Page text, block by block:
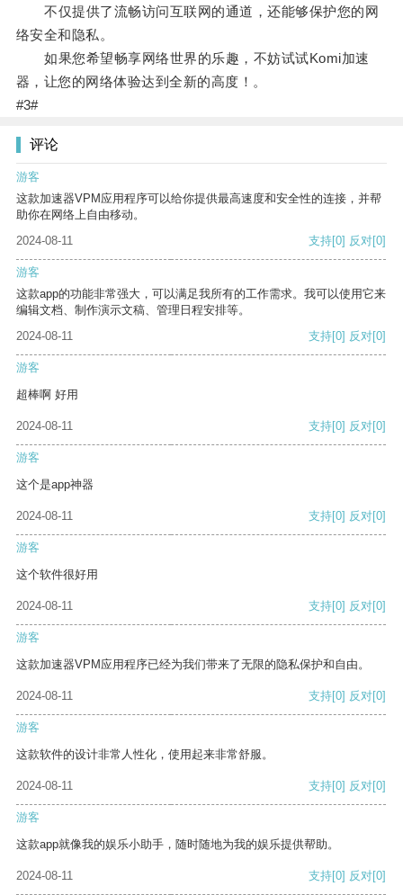
不仅提供了流畅访问互联网的通道，还能够保护您的网
络安全和隐私。
如果您希望畅享网络世界的乐趣，不妨试试Komi加速
器，让您的网络体验达到全新的高度！。
#3#
评论
游客
这款加速器VPM应用程序可以给你提供最高速度和安全性的连接，并帮
助你在网络上自由移动。
2024-08-11
支持[0] 反对[0]
游客
这款app的功能非常强大，可以满足我所有的工作需求。我可以使用它来
编辑文档、制作演示文稿、管理日程安排等。
2024-08-11
支持[0] 反对[0]
游客
超棒啊 好用
2024-08-11 支持[0] 反对[0]
游客
这个是app神器
2024-08-11 支持[0] 反对[0]
游客
这个软件很好用
2024-08-11 支持[0] 反对[0]
游客
这款加速器VPM应用程序已经为我们带来了无限的隐私保护和自由。
2024-08-11 支持[0] 反对[0]
游客
这款软件的设计非常人性化，使用起来非常舒服。
2024-08-11 支持[0] 反对[0]
游客
这款app就像我的娱乐小助手，随时随地为我的娱乐提供帮助。
2024-08-11 支持[0] 反对[0]